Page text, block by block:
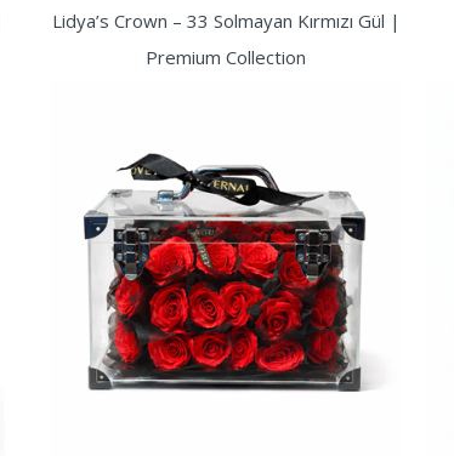
Lidya’s Crown – 33 Solmayan Kırmızı Gül |
Premium Collection